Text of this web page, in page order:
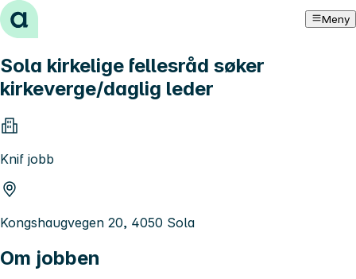
Hopp til innhold Meny
Sola kirkelige fellesråd søker
kirkeverge/daglig leder
Knif jobb
Kongshaugvegen 20, 4050 Sola
Om jobben